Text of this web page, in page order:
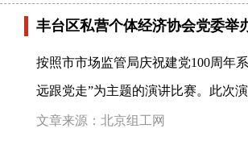
丰台区私营个体经济协会党委举
按照市市场监管局庆祝建党100周年
远跟党走”为主题的演讲比赛。此次
文章来源：北京组工网